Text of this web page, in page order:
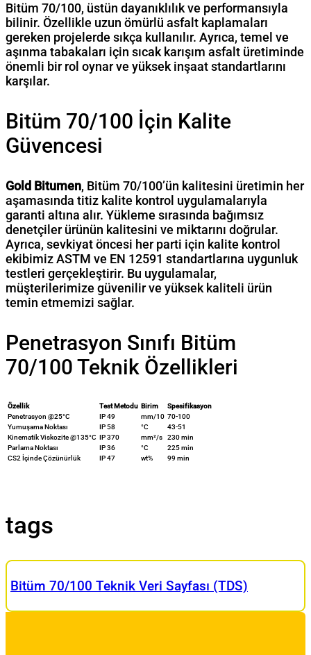
Bitüm 70/100, üstün dayanıklılık ve performansıyla
bilinir. Özellikle uzun ömürlü asfalt kaplamaları
gereken projelerde sıkça kullanılır. Ayrıca, temel ve
aşınma tabakaları için sıcak karışım asfalt üretiminde
önemli bir rol oynar ve yüksek inşaat standartlarını
karşılar.
Bitüm 70/100 İçin Kalite
Güvencesi
Gold Bitumen, Bitüm 70/100’ün kalitesini üretimin her
aşamasında titiz kalite kontrol uygulamalarıyla
garanti altına alır. Yükleme sırasında bağımsız
denetçiler ürünün kalitesini ve miktarını doğrular.
Ayrıca, sevkiyat öncesi her parti için kalite kontrol
ekibimiz ASTM ve EN 12591 standartlarına uygunluk
testleri gerçekleştirir. Bu uygulamalar,
müşterilerimize güvenilir ve yüksek kaliteli ürün
temin etmemizi sağlar.
Penetrasyon Sınıfı Bitüm
70/100 Teknik Özellikleri
Özellik Test Metodu Birim
Spesifikasyon
Penetrasyon @25°C
IP 49 mm/10 70-100
Yumuşama Noktası
IP 58 °C
43-51
Kinematik Viskozite @135°C IP 370 mm²/s
230 min
Parlama Noktası
IP 36 °C
225 min
CS2 İçinde Çözünürlük
IP 47 wt% 99 min
tags
Bitüm 70/100 Teknik Veri Sayfası (TDS)